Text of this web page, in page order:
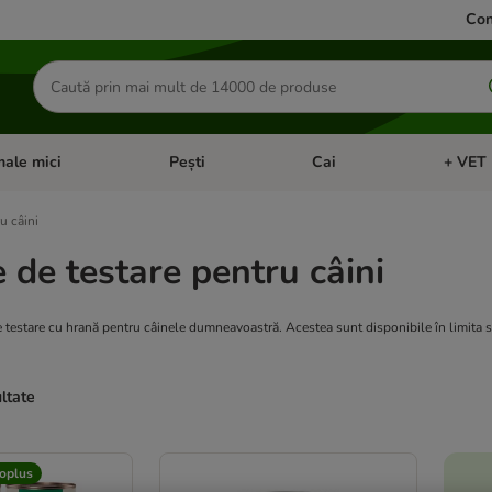
Căutare
produse
Pisicimeniul cu categorii: Păsări
mici Deschideți meniul cu categorii: Animale mici
Pești Deschideți meniul cu
Cai +
câini
de testare pentru câini
testare cu hrană pentru câinele dumneavoastră. Acestea sunt disponibile în limita